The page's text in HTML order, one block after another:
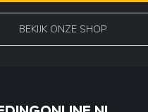
BEKIJK ONZE SHOP